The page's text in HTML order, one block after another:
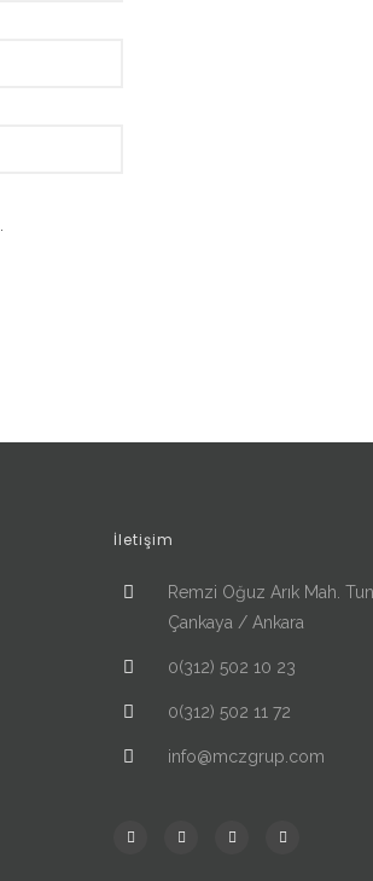
İletişim
Remzi Oğuz Arık Mah.
Çankaya / Ankara
0(312) 502 10 23
0(312) 502 11 72
info@mczgrup.com